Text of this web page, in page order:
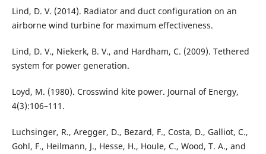
Lind, D. V. (2014). Radiator and duct configuration on an
airborne wind turbine for maximum effectiveness.
Lind, D. V., Niekerk, B. V., and Hardham, C. (2009). Tethered
system for power generation.
Loyd, M. (1980). Crosswind kite power. Journal of Energy,
4(3):106–111.
Luchsinger, R., Aregger, D., Bezard, F., Costa, D., Galliot, C.,
Gohl, F., Heilmann, J., Hesse, H., Houle, C., Wood, T. A., and